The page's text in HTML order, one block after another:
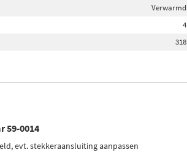
Verwarmd
4
318
59-0014
evt. stekkeraansluiting aanpassen